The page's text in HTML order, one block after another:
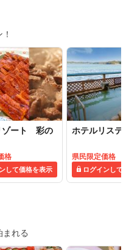
ゾート 彩の
格
して価格を表示
ホテルリステ
県民限定価格
ログインして
まれる